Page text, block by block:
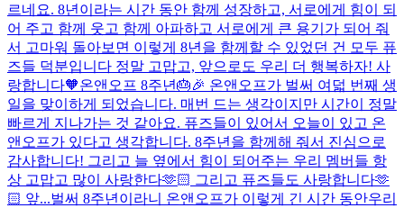
르네요. 8년이라는 시간 동안 함께 성장하고, 서로에게 힘이 되
어 주고 함께 웃고 함께 아파하고 서로에게 큰 용기가 되어 줘
서 고마워 돌아보면 이렇게 8년을 함께할 수 있었던 건 모두 퓨
즈들 덕분입니다 정말 고맙고, 앞으로도 우리 더 행복하자! 사
랑합니다🧡온앤오프 8주년🎂🎉 온앤오프가 벌써 여덟 번째 생
일을 맞이하게 되었습니다. 매번 드는 생각이지만 시간이 정말
빠르게 지나가는 것 같아요. 퓨즈들이 있어서 오늘이 있고 온
앤오프가 있다고 생각합니다. 8주년을 함께해 줘서 진심으로
감사합니다! 그리고 늘 옆에서 힘이 되어주는 우리 멤버들 항
상 고맙고 많이 사랑한다🫶🏻 그리고 퓨즈들도 사랑합니다🫶
🏻 앞...벌써 8주년이라니 온앤오프가 이렇게 긴 시간 동안우리